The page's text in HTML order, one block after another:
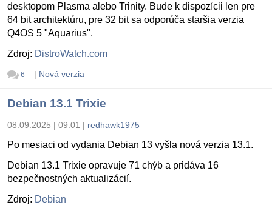
desktopom Plasma alebo Trinity. Bude k dispozícii len pre
64 bit architektúru, pre 32 bit sa odporúča staršia verzia
Q4OS 5 "Aquarius".
Zdroj: DistroWatch.com
6 | Nová verzia
Debian 13.1 Trixie
08.09.2025 | 09:01 | redhawk1975
Po mesiaci od vydania Debian 13 vyšla nová verzia 13.1.
Debian 13.1 Trixie opravuje 71 chýb a pridáva 16
bezpečnostných aktualizácií.
Zdroj: Debian